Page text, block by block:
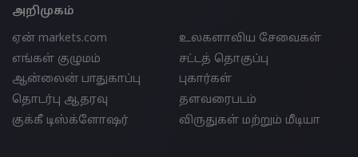
அறிமுகம்
ஏன் markets.com
உலகளாவிய சேவைகள்
எங்கள் குழுமம்
சட்டத் தொகுப்பு
ஆன்லைன் பாதுகாப்பு
புகார்கள்
தொடர்பு ஆதரவு
தளவரைபடம்
குக்கீ டிஸ்க்ளோஷர்
விருதுகள் மற்றும் மீடியா